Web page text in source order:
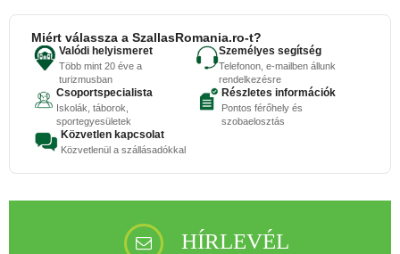
Miért válassza a SzallasRomania.ro-t?
Valódi helyismeret
Több mint 20 éve a
turizmusban
Személyes segítség
Telefonon, e-mailben állunk
rendelkezésre
Csoportspecialista
Iskolák, táborok,
sportegyesületek
Részletes információk
Pontos férőhely és
szobaelosztás
Közvetlen kapcsolat
Közvetlenül a szállásadókkal
HÍRLEVÉL